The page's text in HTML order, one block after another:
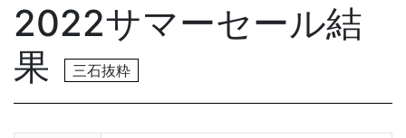
2022サマーセール結
果
三石抜粋